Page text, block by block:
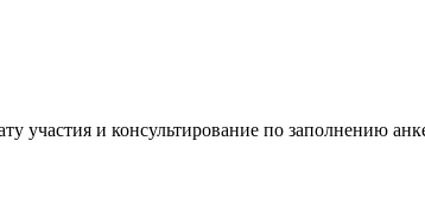
участия и консультирование по заполнению